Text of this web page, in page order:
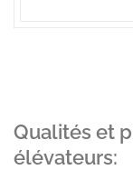
Qualités et
élévateurs: